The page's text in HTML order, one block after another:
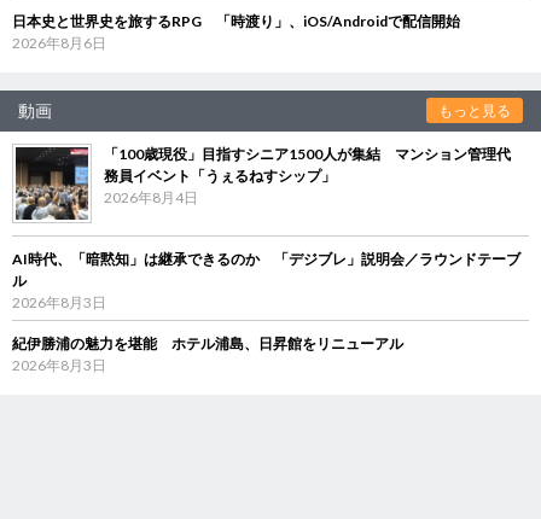
日本史と世界史を旅するRPG 「時渡り」、iOS/Androidで配信開始
2026年8月6日
動画 もっと見る
「100歳現役」目指すシニア1500人が集結 マンション管理代
務員イベント「うぇるねすシップ」
2026年8月4日
AI時代、「暗黙知」は継承できるのか 「デジブレ」説明会／ラウンドテーブ
ル
2026年8月3日
紀伊勝浦の魅力を堪能 ホテル浦島、日昇館をリニューアル
2026年8月3日